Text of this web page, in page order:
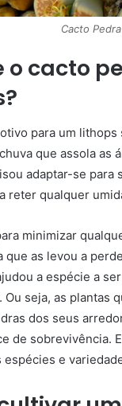
Cacto
o cacto
para um
que assola as
adaptar-se para
reter qualquer
minimizar
que as levou a
a espécie a
Ou seja, as plantas
dos seus
de sobrevivência.
e